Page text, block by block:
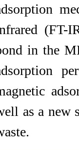
(FT-
in the
as a new